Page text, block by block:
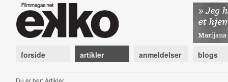
forside artikler anmeldelser blogs
Du er her:Artikler